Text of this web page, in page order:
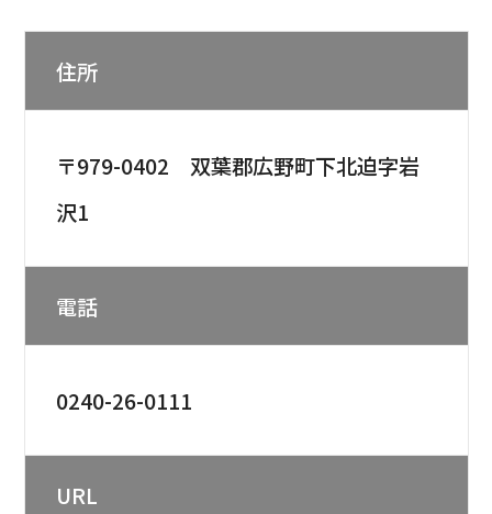
住所
〒979-0402 双葉郡広野町下北迫字岩
沢1
電話
0240-26-0111
URL